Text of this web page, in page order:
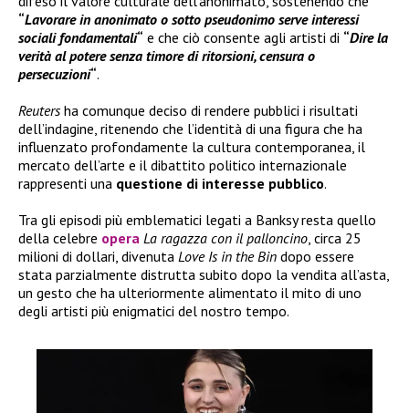
“Lavorare in anonimato o sotto pseudonimo serve interessi
sociali fondamentali“ e che ciò consente agli artisti di “Dire la
verità al potere senza timore di ritorsioni, censura o
persecuzioni“.
Reutersha comunque deciso di rendere pubblici i risultati
dell’indagine, ritenendo che l’identità di una figura che ha
influenzato profondamente la cultura contemporanea, il
mercato dell’arte e il dibattito politico internazionale
rappresenti una questione di interesse pubblico.
Tra gli episodi più emblematici legati a Banksy resta quello
della celebre opera La ragazza con il palloncino , circa 25
milioni di dollari, divenuta Love Is in the Bin dopo essere
stata parzialmente distrutta subito dopo la vendita all’asta,
un gesto che ha ulteriormente alimentato il mito di uno
degli artisti più enigmatici del nostro tempo.